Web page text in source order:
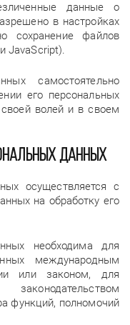
данные о
в настройках
сохранение файлов
JavaScript).
самостоятельно
его персональных
волей и в своем
данных
осуществляется с
на обработку его
необходима для
международным
или законом, для
функций, полномочий